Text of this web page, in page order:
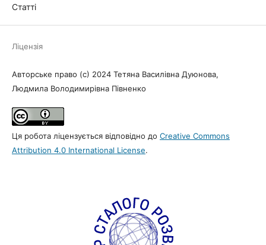
Статті
Ліцензія
Авторське право (c) 2024 Тетяна Василівна Дуюнова,
Людмила Володимирівна Півненко
Ця робота ліцензується відповідно до Creative Commons
Attribution 4.0 International License.